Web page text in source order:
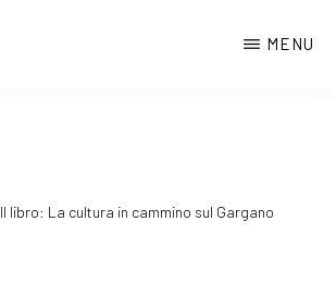
MENU
Il libro: La cultura in cammino sul Gargano